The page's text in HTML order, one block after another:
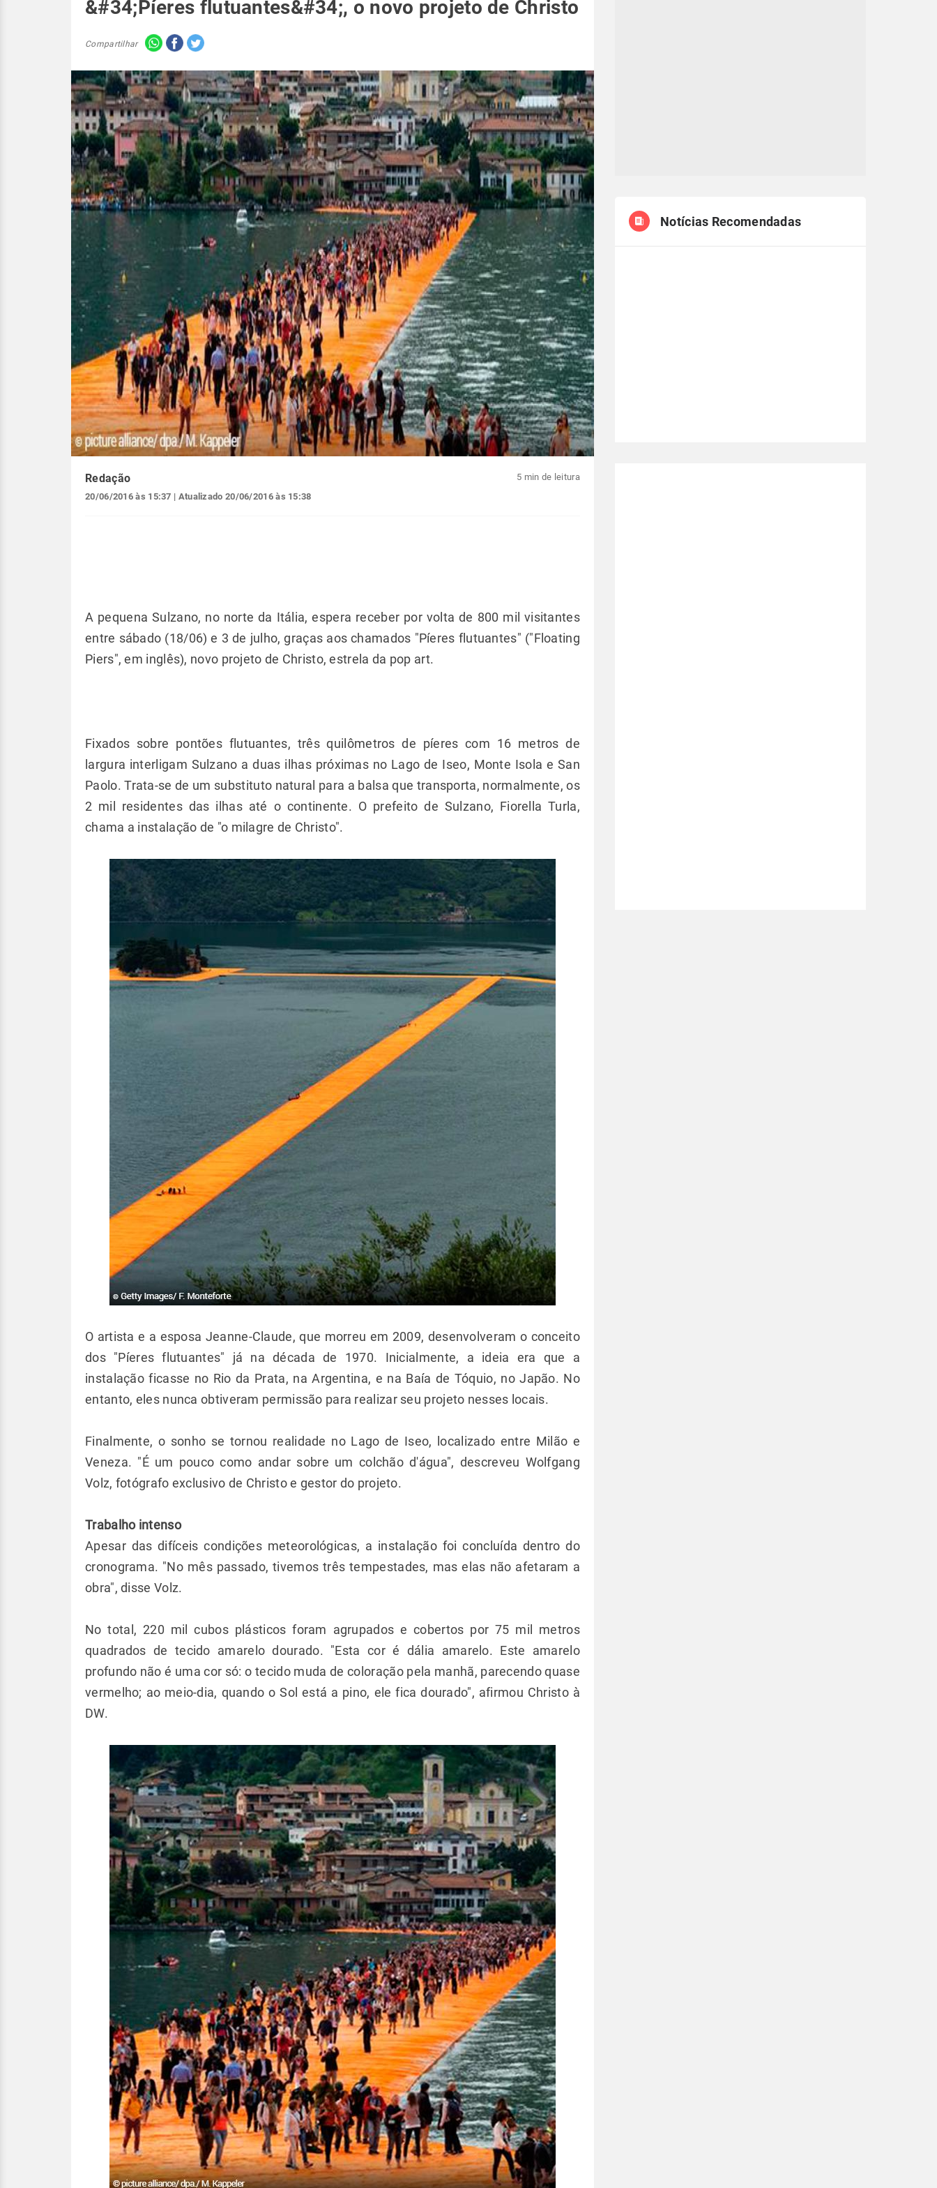
&#34;Píeres flutuantes&#34;, o novo projeto de Christo
Compartilhar
Redação
20/06/2016 às 15:37 | Atualizado 20/06/2016 às 15:38
5 min de leitura
A pequena Sulzano, no norte da Itália, espera receber por volta de 800 mil visitantes
entre sábado (18/06) e 3 de julho, graças aos chamados "Píeres flutuantes" ("Floating
Piers", em inglês), novo projeto de Christo, estrela da pop art.
Fixados sobre pontões flutuantes, três quilômetros de píeres com 16 metros de
largura interligam Sulzano a duas ilhas próximas no Lago de Iseo, Monte Isola e San
Paolo. Trata-se de um substituto natural para a balsa que transporta, normalmente, os
2 mil residentes das ilhas até o continente. O prefeito de Sulzano, Fiorella Turla,
chama a instalação de "o milagre de Christo".
O artista e a esposa Jeanne-Claude, que morreu em 2009, desenvolveram o conceito
dos "Píeres flutuantes" já na década de 1970. Inicialmente, a ideia era que a
instalação ficasse no Rio da Prata, na Argentina, e na Baía de Tóquio, no Japão. No
entanto, eles nunca obtiveram permissão para realizar seu projeto nesses locais.
Finalmente, o sonho se tornou realidade no Lago de Iseo, localizado entre Milão e
Veneza. "É um pouco como andar sobre um colchão d'água", descreveu Wolfgang
Volz, fotógrafo exclusivo de Christo e gestor do projeto.
Trabalho intenso
Apesar das difíceis condições meteorológicas, a instalação foi concluída dentro do
cronograma. "No mês passado, tivemos três tempestades, mas elas não afetaram a
obra", disse Volz.
No total, 220 mil cubos plásticos foram agrupados e cobertos por 75 mil metros
quadrados de tecido amarelo dourado. "Esta cor é dália amarelo. Este amarelo
profundo não é uma cor só: o tecido muda de coloração pela manhã, parecendo quase
vermelho; ao meio-dia, quando o Sol está a pino, ele fica dourado", afirmou Christo à
DW.
Notícias Recomendadas